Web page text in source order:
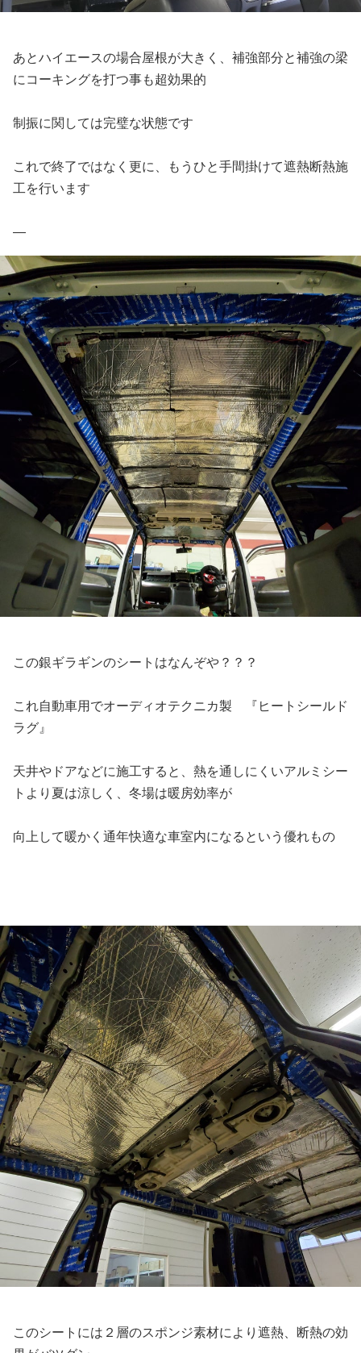
あとハイエースの場合屋根が大きく、補強部分と補強の梁
にコーキングを打つ事も超効果的
制振に関しては完璧な状態です
これで終了ではなく更に、もうひと手間掛けて遮熱断熱施
工を行います
―
この銀ギラギンのシートはなんぞや？？？
これ自動車用でオーディオテクニカ製 『ヒートシールド
ラグ』
天井やドアなどに施工すると、熱を通しにくいアルミシー
トより夏は涼しく、冬場は暖房効率が
向上して暖かく通年快適な車室内になるという優れもの
このシートには２層のスポンジ素材により遮熱、断熱の効